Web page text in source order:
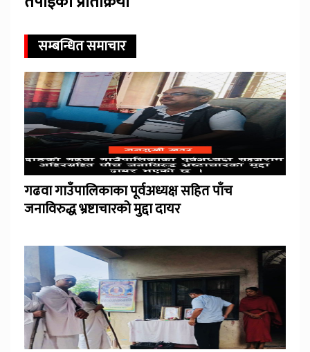
सम्बन्धित समाचार
गढवा गाउँपालिकाका पूर्वअध्यक्ष सहित पाँच
जनाविरुद्ध भ्रष्टाचारको मुद्दा दायर